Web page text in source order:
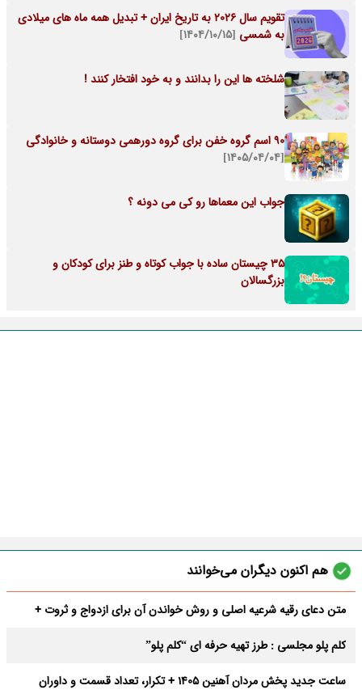
تقویم سال 2026 به تاریخ ایران + تبدیل همه ماه های میلادی
به شمسی [۱۴۰۴/۱۰/۱۵]
شلخته ها این را بدانند و به خود افتخار کنند !
90 اسم گروه خفن برای گروه دورهمی دوستانه و خانوادگی
[۱۴۰۵/۰۴/۰۴]
جواب این معماها رو کی می دونه ؟
35 چیستان ساده با جواب کوتاه و طنز برای کودکان و
بزرگسالان
هم اکنون دیگران می‌خوانند
متن دعای رقیه شرعیه اصلی و روش خواندن آن برای ازدواج و ثروت +
کلم پلو مجلسی : طرز تهیه حرفه ای “کلم پلو”
ساعت جدید پخش مردان آهنین 1405 + تکرار، تعداد قسمت و داوران